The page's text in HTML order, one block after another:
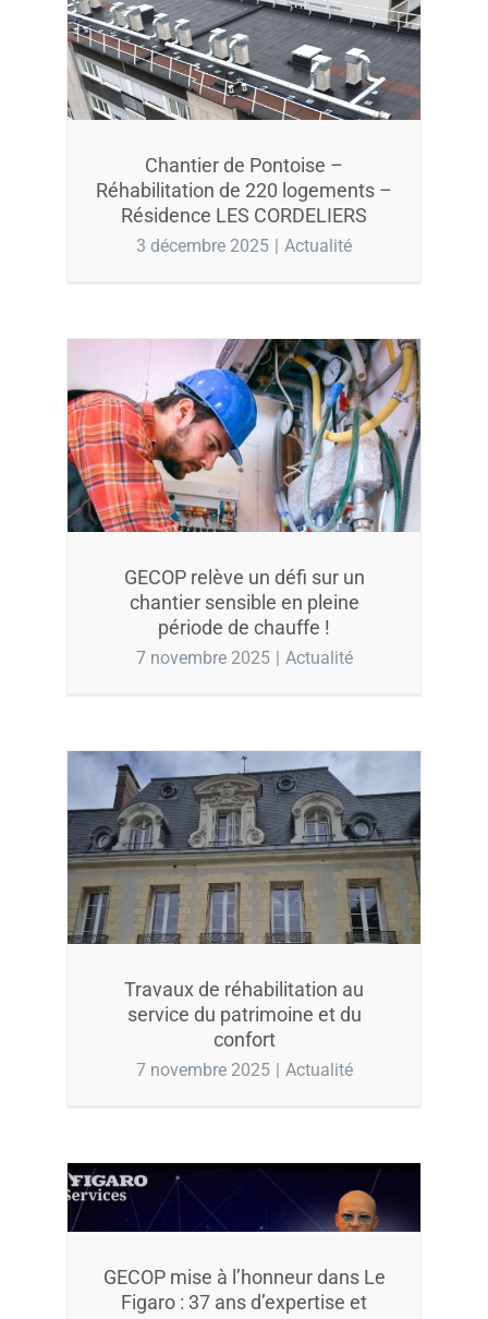
Chantier de Pontoise –
Réhabilitation de 220 logements –
Résidence LES CORDELIERS
3 décembre 2025 | Actualité
GECOP relève un défi sur un
chantier sensible en pleine
période de chauffe !
7 novembre 2025 | Actualité
Travaux de réhabilitation au
service du patrimoine et du
confort
7 novembre 2025 | Actualité
GECOP mise à l’honneur dans Le
Figaro : 37 ans d’expertise et